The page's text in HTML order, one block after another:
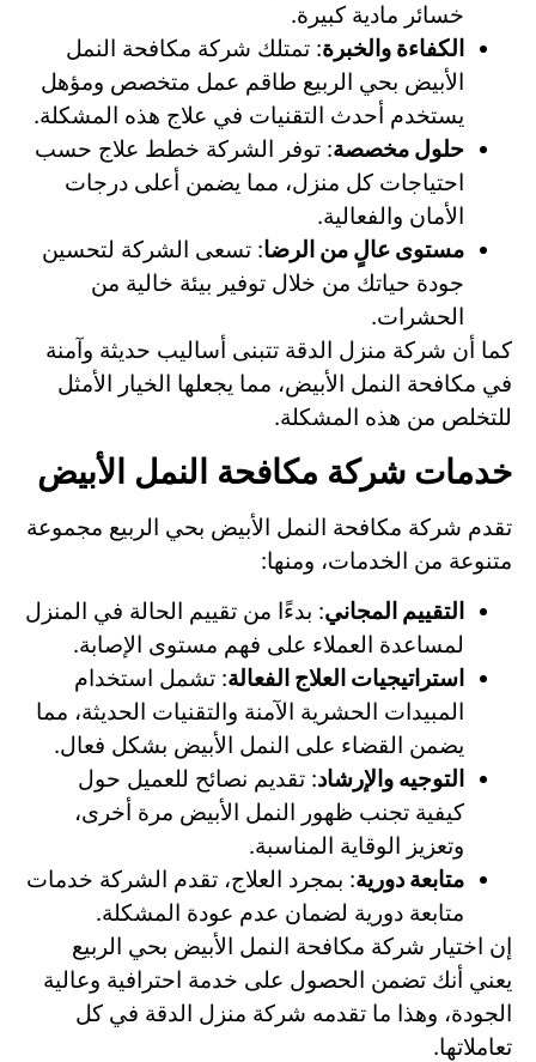
خسائر مادية كبيرة.
الكفاءة والخبرة: تمتلك شركة مكافحة النمل
الأبيض بحي الربيع طاقم عمل متخصص ومؤهل
يستخدم أحدث التقنيات في علاج هذه المشكلة.
حلول مخصصة: توفر الشركة خطط علاج حسب
احتياجات كل منزل، مما يضمن أعلى درجات
الأمان والفعالية.
مستوى عالٍ من الرضا: تسعى الشركة لتحسين
جودة حياتك من خلال توفير بيئة خالية من
الحشرات.
كما أن شركة منزل الدقة تتبنى أساليب حديثة وآمنة
في مكافحة النمل الأبيض، مما يجعلها الخيار الأمثل
للتخلص من هذه المشكلة.
خدمات شركة مكافحة النمل الأبيض
تقدم شركة مكافحة النمل الأبيض بحي الربيع مجموعة
متنوعة من الخدمات، ومنها:
التقييم المجاني: بدءًا من تقييم الحالة في المنزل
لمساعدة العملاء على فهم مستوى الإصابة.
استراتيجيات العلاج الفعالة: تشمل استخدام
المبيدات الحشرية الآمنة والتقنيات الحديثة، مما
يضمن القضاء على النمل الأبيض بشكل فعال.
التوجيه والإرشاد: تقديم نصائح للعميل حول
كيفية تجنب ظهور النمل الأبيض مرة أخرى،
وتعزيز الوقاية المناسبة.
متابعة دورية: بمجرد العلاج، تقدم الشركة خدمات
متابعة دورية لضمان عدم عودة المشكلة.
إن اختيار شركة مكافحة النمل الأبيض بحي الربيع
يعني أنك تضمن الحصول على خدمة احترافية وعالية
الجودة، وهذا ما تقدمه شركة منزل الدقة في كل
تعاملاتها.